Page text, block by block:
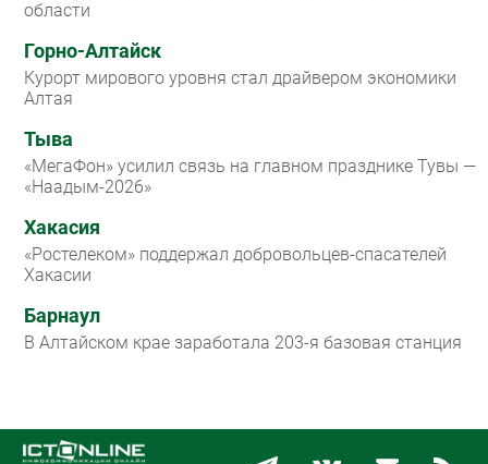
области
Горно-Алтайск
Курорт мирового уровня стал драйвером экономики
Алтая
Тыва
«МегаФон» усилил связь на главном празднике Тувы —
«Наадым-2026»
Хакасия
«Ростелеком» поддержал добровольцев-спасателей
Хакасии
Барнаул
В Алтайском крае заработала 203-я базовая станция